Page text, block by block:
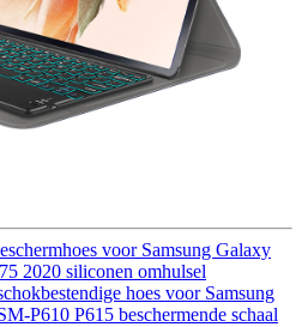
voor Samsung Galaxy
2020 siliconen omhulsel
hoes voor Samsung
P610 P615 beschermende schaal